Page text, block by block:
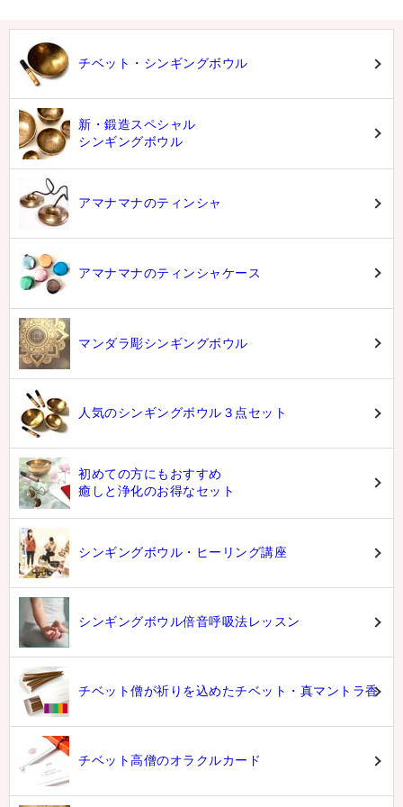
チベット・シンギングボウル
新・鍛造スペシャル
シンギングボウル
アマナマナのティンシャ
アマナマナのティンシャケース
マンダラ彫シンギングボウル
人気のシンギングボウル３点セット
初めての方にもおすすめ
癒しと浄化のお得なセット
シンギングボウル・ヒーリング講座
シンギングボウル倍音呼吸法レッスン
チベット僧が祈りを込めたチベット・真マントラ香
チベット高僧のオラクルカード